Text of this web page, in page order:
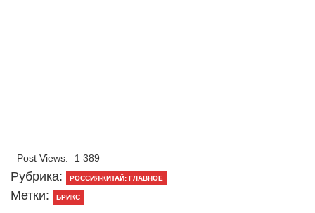
Post Views: 1 389
Рубрика: РОССИЯ-КИТАЙ: ГЛАВНОЕ
Метки: БРИКС